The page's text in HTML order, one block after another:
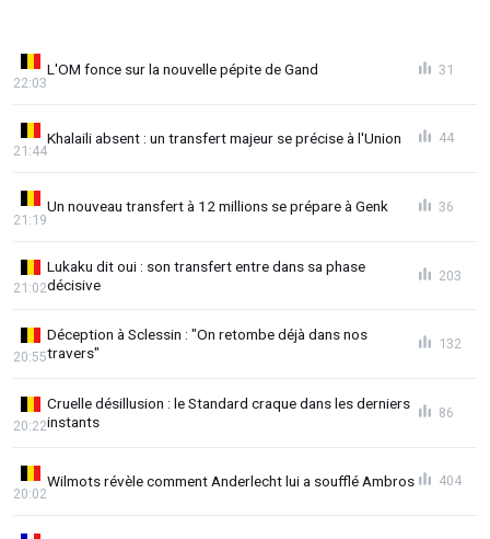
L'OM fonce sur la nouvelle pépite de Gand
22:03
31
Khalaili absent : un transfert majeur se précise à l'Union
21:44
44
Un nouveau transfert à 12 millions se prépare à Genk
21:19
36
Lukaku dit oui : son transfert entre dans sa phase
décisive
21:02
203
Déception à Sclessin : "On retombe déjà dans nos
travers"
20:55
132
Cruelle désillusion : le Standard craque dans les derniers
instants
20:22
86
Wilmots révèle comment Anderlecht lui a soufflé Ambros
20:02
404